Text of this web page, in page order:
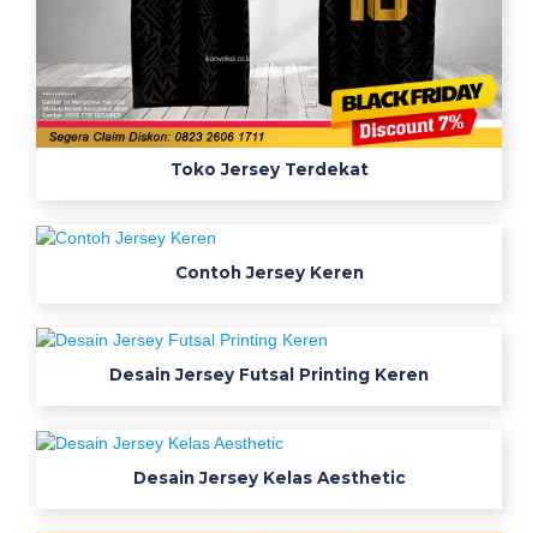
Toko Jersey Terdekat
Contoh Jersey Keren
Desain Jersey Futsal Printing Keren
Desain Jersey Kelas Aesthetic